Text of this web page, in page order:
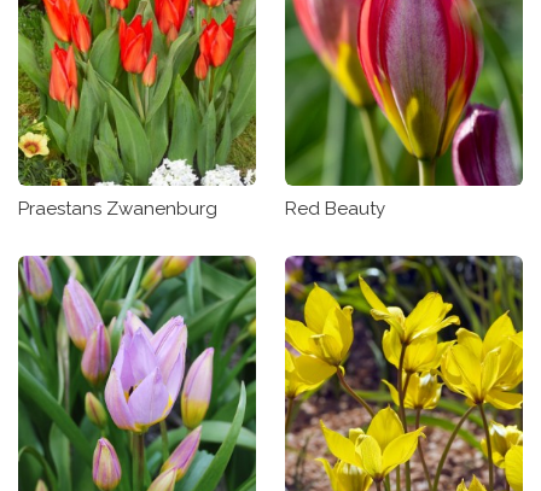
Praestans Zwanenburg Red Beauty